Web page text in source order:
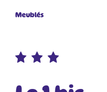
Meublés